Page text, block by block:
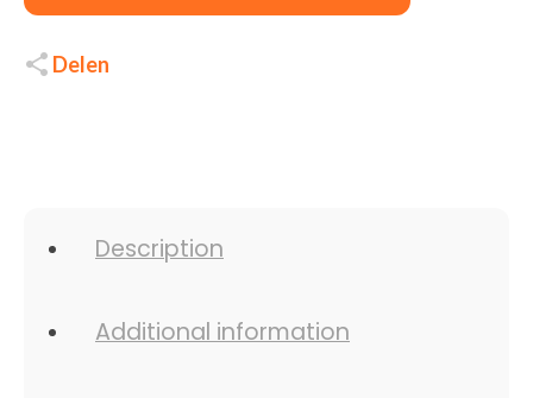
Delen
Description
Additional information